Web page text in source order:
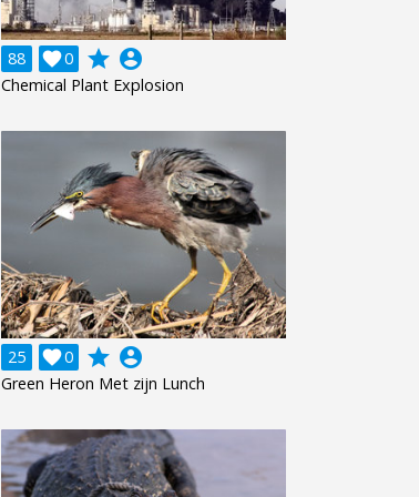
88 0
 grade account_circle
Chemical Plant Explosion
25 0
 grade account_circle
Green Heron Met zijn Lunch